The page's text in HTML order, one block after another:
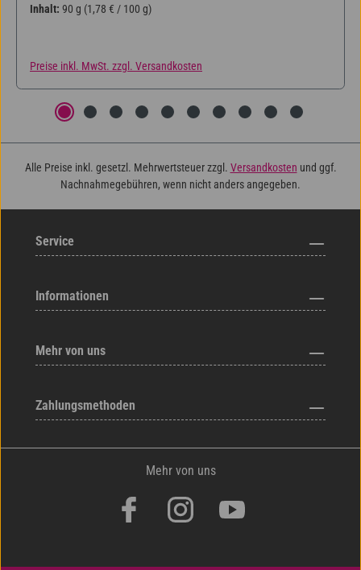
Inhalt: 90 g (1,78 € / 100 g)
Preise inkl. MwSt. zzgl. Versandkosten
Alle Preise inkl. gesetzl. Mehrwertsteuer zzgl. Versandkosten und ggf.
Nachnahmegebühren, wenn nicht anders angegeben.
Service
Informationen
Mehr von uns
Zahlungsmethoden
Mehr von uns